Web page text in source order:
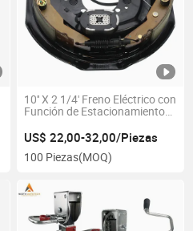
10'' X 2 1/4' Freno Eléctrico con
Función de Estacionamiento
US$ 22,00-32,00/Piezas
100 Piezas(MOQ)